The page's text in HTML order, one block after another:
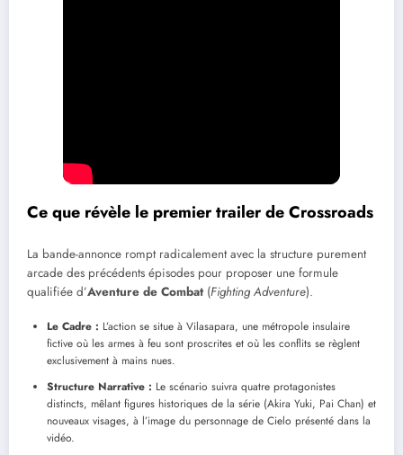
Ce que révèle le premier trailer de Crossroads
La bande-annonce rompt radicalement avec la structure purement
arcade des précédents épisodes pour proposer une formule
qualifiée d’Aventure de Combat(Fighting Adventure).
Le Cadre : L’action se situe à Vilasapara, une métropole insulaire
fictive où les armes à feu sont proscrites et où les conflits se règlent
exclusivement à mains nues.
Structure Narrative : Le scénario suivra quatre protagonistes
distincts, mêlant figures historiques de la série (Akira Yuki, Pai Chan) et
nouveaux visages, à l’image du personnage de Cielo présenté dans la
vidéo.